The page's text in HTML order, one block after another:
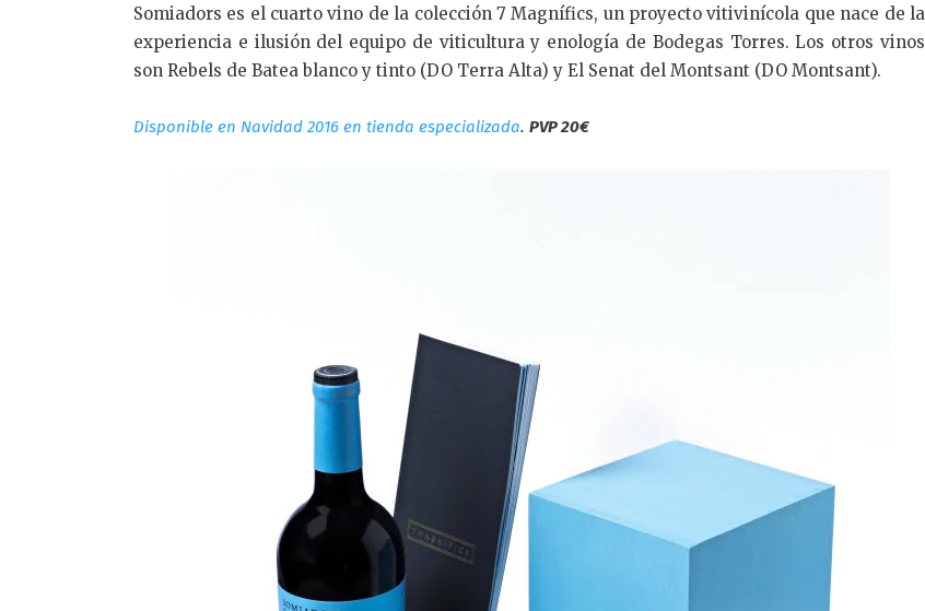
Somiadors es el cuarto vino de la colección 7 Magnífics, un proyecto vitivinícola que nace de la
experiencia e ilusión del equipo de viticultura y enología de Bodegas Torres. Los otros vinos
son Rebels de Batea blanco y tinto (DO Terra Alta) y El Senat del Montsant (DO Montsant).
Disponible en Navidad 2016 en tienda especializada. PVP 20€